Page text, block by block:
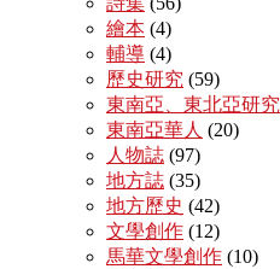
繪本 (4)
輔導 (4)
歷史研究 (59)
東南亞、東北亞研究
東南亞華人 (20)
人物誌 (97)
地方誌 (35)
地方歷史 (42)
文學創作 (12)
馬華文學創作 (10)